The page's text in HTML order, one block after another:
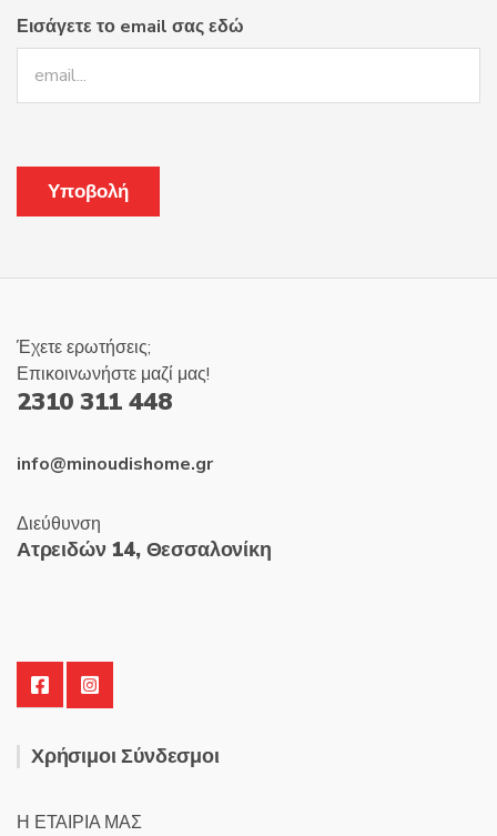
Εισάγετε το email σας εδώ
Έχετε ερωτήσεις;
Επικοινωνήστε μαζί μας!
2310 311 448
info@minoudishome.gr
Διεύθυνση
Ατρειδών 14, Θεσσαλονίκη
Χρήσιμοι Σύνδεσμοι
Η ΕΤΑΙΡΙΑ ΜΑΣ